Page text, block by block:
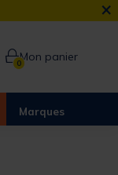
×
0Mon panier
Marques